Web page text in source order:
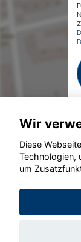
©
Wir
Diese
Technologien,
um